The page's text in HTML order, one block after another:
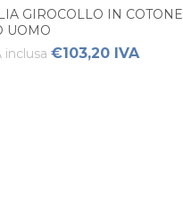
GIROCOLLO IN COTONE
UOMO
inclusa €103,20 IVA